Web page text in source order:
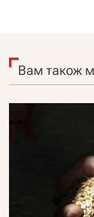
Вам також